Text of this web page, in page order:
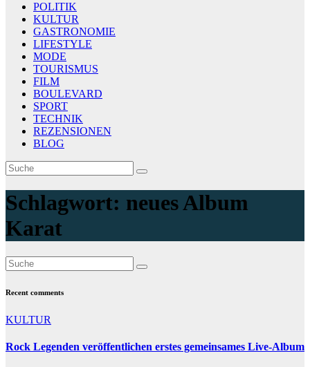
POLITIK
KULTUR
GASTRONOMIE
LIFESTYLE
MODE
TOURISMUS
FILM
BOULEVARD
SPORT
TECHNIK
REZENSIONEN
BLOG
Schlagwort: neues Album
Karat
Recent comments
KULTUR
Rock Legenden veröffentlichen erstes gemeinsames Live-Album